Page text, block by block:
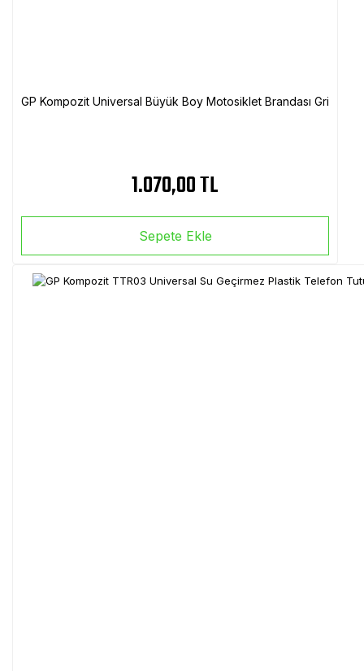
GP Kompozit Universal Büyük Boy Motosiklet Brandası Gri
1.070,00 TL
Sepete Ekle